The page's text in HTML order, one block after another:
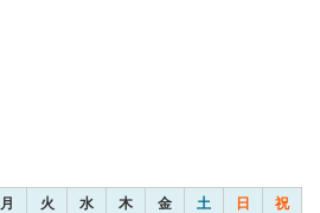
月 火 水 木 金 土 日 祝